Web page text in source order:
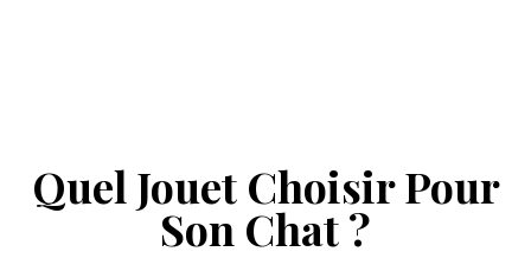
Quel Jouet Choisir Pour
Son Chat ?